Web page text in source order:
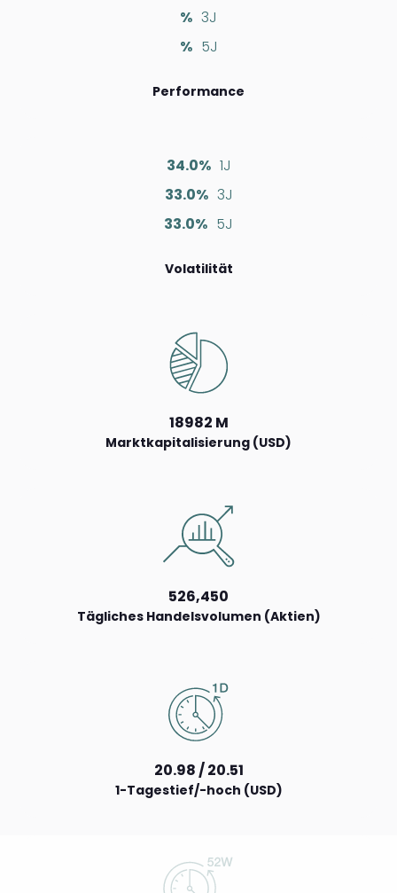
% 3J
% 5J
Performance
34.0% 1J
33.0% 3J
33.0% 5J
Volatilität
18982 M
Marktkapitalisierung (USD)
526,450
Tägliches Handelsvolumen (Aktien)
20.98 / 20.51
1-Tagestief/-hoch (USD)